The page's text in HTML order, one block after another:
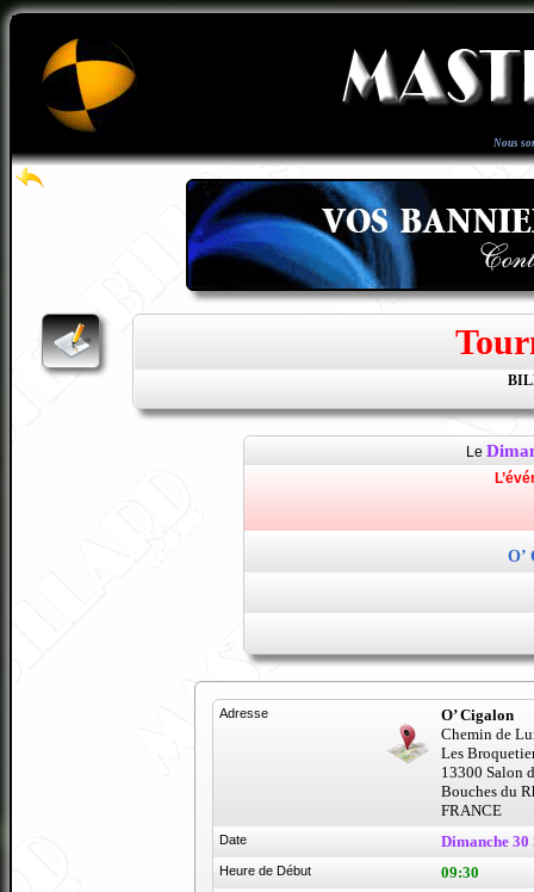
Nous
Le
O’
Adresse
O’ Cigalon
Chemin de
Les
13300 Salon
Bouches du
FRANCE
Date Dimanche 30
Heure de Début 09:30